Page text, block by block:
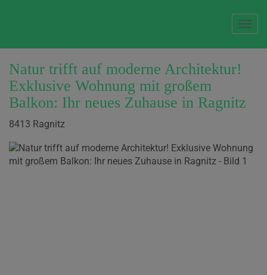
Natur trifft auf moderne Architektur!
Exklusive Wohnung mit großem
Balkon: Ihr neues Zuhause in Ragnitz
8413 Ragnitz